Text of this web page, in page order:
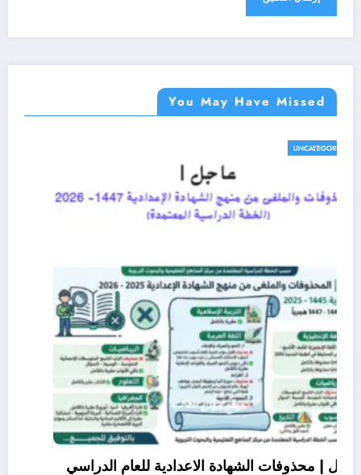
You May Have Missed
UNCATEGORIZED
عاجل | محذوفات الشهادة الاعدادية للعام الدراسي